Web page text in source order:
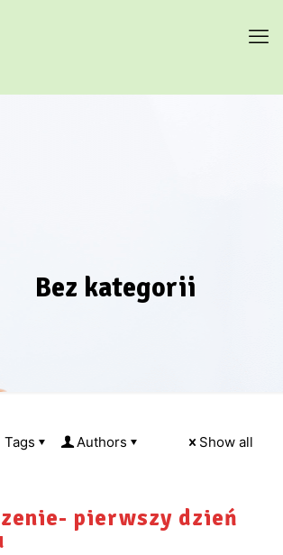
Bez kategorii
Tags Authors Show all
pierwszy dzień